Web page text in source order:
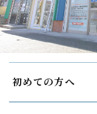
初めての方へ